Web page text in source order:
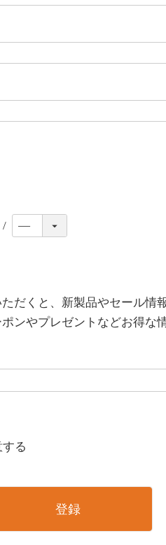
だくと、新製品やセール情
ンやプレゼントなどお得な
る
登録